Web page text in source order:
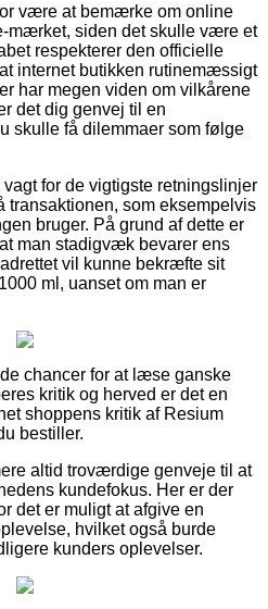
være at bemærke om online
mærket, siden det skulle være et
respekterer den officielle
internet butikken rutinemæssigt
har megen viden om vilkårene
det dig genvej til en
skulle få dilemmaer som følge
for de vigtigste retningslinjer
transaktionen, som eksempelvis
bruger. På grund af dette er
man stadigvæk bevarer ens
vil kunne bekræfte sit
ml, uanset om man er
chancer for at læse ganske
kritik og herved er det en
shoppens kritik af Resium
bestiller.
altid troværdige genveje til at
kundefokus. Her er der
det er muligt at afgive en
hvilket også burde
kunders oplevelser.